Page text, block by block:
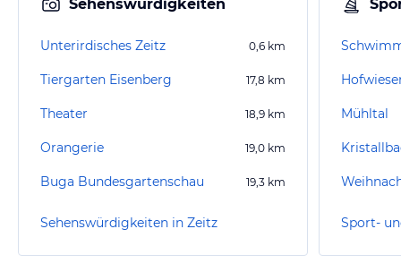
Sehenswürdigkeiten
Unterirdisches Zeitz 0,6 km
Tiergarten Eisenberg 17,8 km
Theater 18,9 km
Orangerie 19,0 km
Buga Bundesgartenschau 19,3 km
Sehenswürdigkeiten in Zeitz
Mühltal
Sport-